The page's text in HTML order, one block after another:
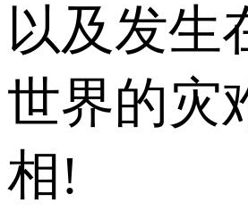
以及发生
世界的灾
相!